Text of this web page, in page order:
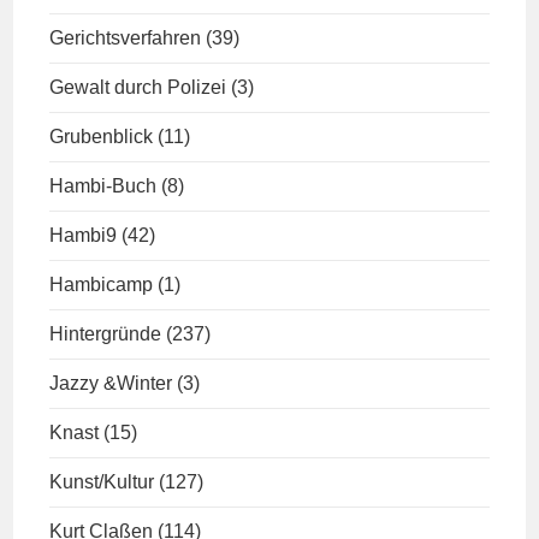
Gerichtsverfahren (39)
Gewalt durch Polizei (3)
Grubenblick (11)
Hambi-Buch (8)
Hambi9 (42)
Hambicamp (1)
Hintergründe (237)
Jazzy &Winter (3)
Knast (15)
Kunst/Kultur (127)
Kurt Claßen (114)